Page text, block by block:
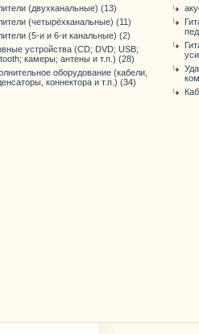
(двухканальные) (13)
(четырёхканальные) (11)
(5-и и 6-и канальные) (2)
устройства (CD; DVD; USB;
камеры; антены и т.п.) (28)
оборудование (кабели,
коннектора и т.п.) (34)